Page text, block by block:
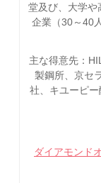
堂及び、大学や
企業（30～40
主な得意先：
製鋼所、京セ
社、キユーピ
ダイアモンド